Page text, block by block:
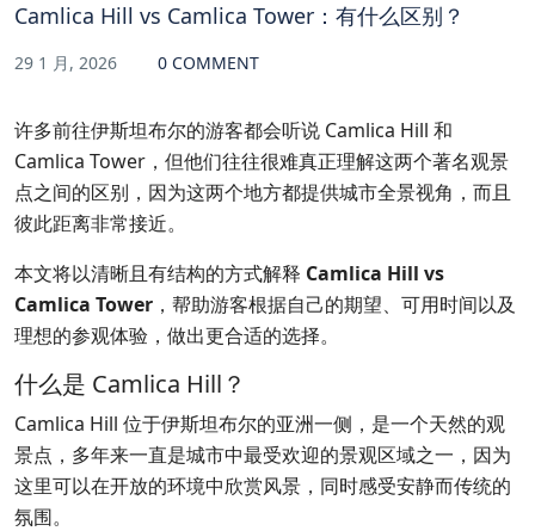
Camlica Hill vs Camlica Tower：有什么区别？
29 1 月, 2026 0 COMMENT
许多前往伊斯坦布尔的游客都会听说 Camlica Hill 和
Camlica Tower，但他们往往很难真正理解这两个著名观景
点之间的区别，因为这两个地方都提供城市全景视角，而且
彼此距离非常接近。
本文将以清晰且有结构的方式解释 Camlica Hill vs
Camlica Tower ，帮助游客根据自己的期望、可用时间以及
理想的参观体验，做出更合适的选择。
什么是 Camlica Hill？
Camlica Hill 位于伊斯坦布尔的亚洲一侧，是一个天然的观
景点，多年来一直是城市中最受欢迎的景观区域之一，因为
这里可以在开放的环境中欣赏风景，同时感受安静而传统的
氛围。